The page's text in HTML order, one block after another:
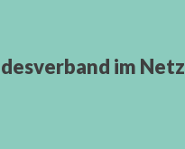
im Netz